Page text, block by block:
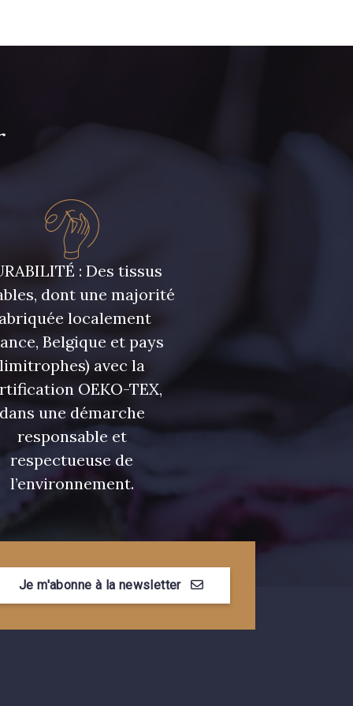
: Des tissus
dont une majorité
localement
Belgique et pays
avec la
OEKO-TEX,
une démarche
responsable et
respectueuse de
l’environnement.
Je m'abonne à la newsletter